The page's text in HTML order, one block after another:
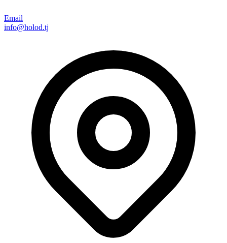
Email
info@holod.tj